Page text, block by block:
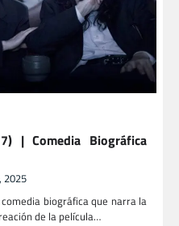
| Comedia Biográfica
2025
biográfica que narra la
de la película…